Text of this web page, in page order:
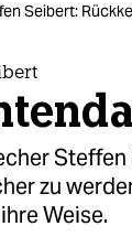
Seibert:
zu
Weise.